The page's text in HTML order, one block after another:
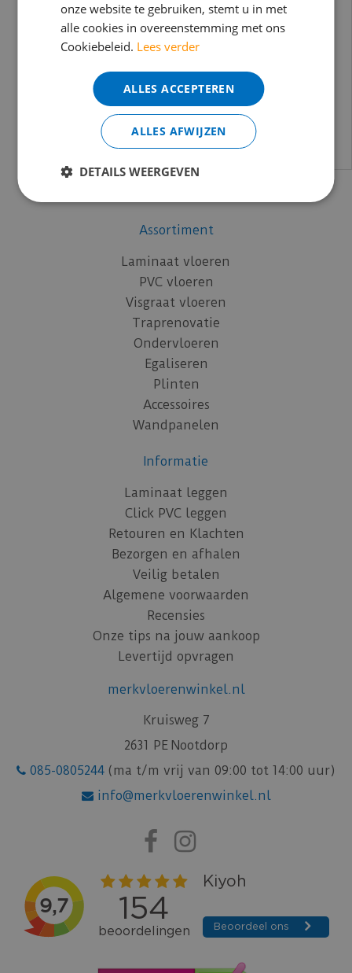
mFLOR
Moduleo
Otium at Home
Quick-Step
Silentlines
Timber Trend
Uzin
Vivafloors
Vloer-Profielen
Assortiment
Laminaat vloeren
PVC vloeren
Visgraat vloeren
Traprenovatie
Ondervloeren
Egaliseren
Plinten
Accessoires
Wandpanelen
Informatie
Laminaat leggen
Click PVC leggen
Retouren en Klachten
Bezorgen en afhalen
Veilig betalen
Algemene voorwaarden
Recensies
Onze tips na jouw aankoop
Levertijd opvragen
merkvloerenwinkel.nl
Kruisweg 7
2631 PE Nootdorp
085-0805244 (ma t/m vrij van 09:00 tot 14:00 uur)
info@merkvloerenwinkel.nl
bereikbaar.
Bestelling worden uiteraard verwerkt
echter iets minder snel dan wat je van ons
gewend bent.
Voor vragen kan je ons bereiken via
info@merkvloerenwinkel.nl
onze website te gebruiken, stemt u in met
alle cookies in overeenstemming met ons
Cookiebeleid. Lees verder
ALLES ACCEPTEREN
ALLES AFWIJZEN
DETAILS WEERGEVEN